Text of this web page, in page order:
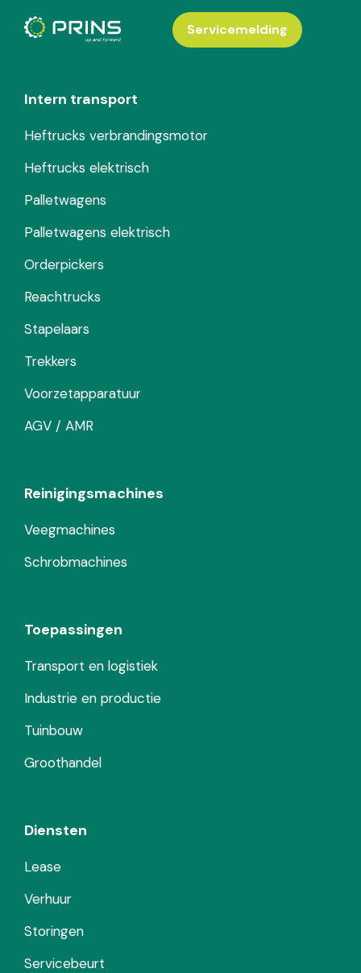
Intern transport
Heftrucks verbrandingsmotor
Heftrucks elektrisch
Palletwagens
Palletwagens elektrisch
Orderpickers
Reachtrucks
Stapelaars
Trekkers
Voorzetapparatuur
AGV / AMR
Reinigingsmachines
Veegmachines
Schrobmachines
Toepassingen
Transport en logistiek
Industrie en productie
Tuinbouw
Groothandel
Diensten
Lease
Verhuur
Storingen
Servicebeurt
Servicemelding